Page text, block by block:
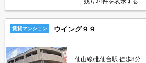
残り34件を表示する
賃貸マンション ウイング９９
仙山線/北仙台駅 徒歩8分